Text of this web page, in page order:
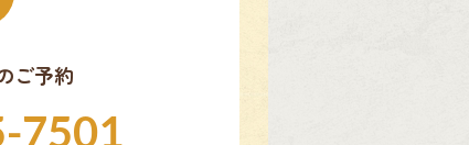
ご予約
7501